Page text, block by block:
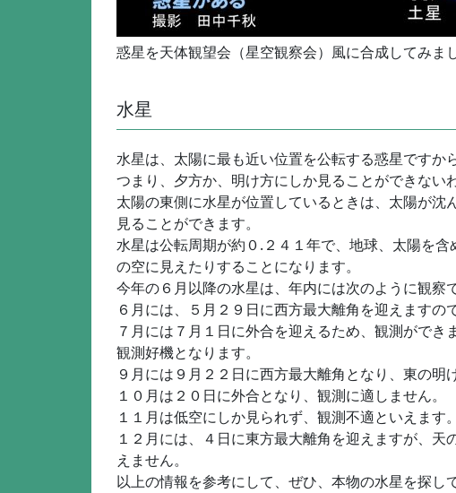
惑星を天体観望会（星空観察会）風に合成してみまし
水星
水星は、太陽に最も近い位置を公転する惑星ですか
つまり、夕方か、明け方にしか見ることができない
太陽の東側に水星が位置しているときは、太陽が
見ることができます。
水星は公転周期が約０.２４１年で、地球、太陽を
の空に見えたりすることになります。
今年の６月以降の水星は、年内には次のように観察
６月には、５月２９日に西方最大離角を迎えますの
７月には７月１日に外合を迎えるため、観測がで
観測好機となります。
９月には９月２２日に西方最大離角となり、東の明
１０月は２０日に外合となり、観測に適しません。
１１月は低空にしか見られず、観測不適といえます。
１２月には、４日に東方最大離角を迎えますが、
えません。
以上の情報を参考にして、ぜひ、本物の水星を探し